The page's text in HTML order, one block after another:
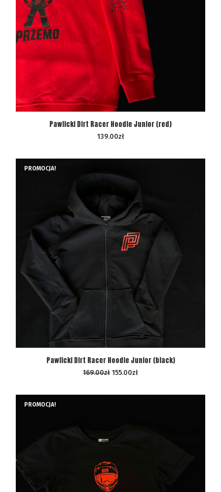
WYBIERZ OPCJE
Pawlicki Dirt Racer Hoodie Junior (red)
139.00zł
PROMOCJA!
WYBIERZ OPCJE
Pawlicki Dirt Racer Hoodie Junior (black)
169.00zł 155.00zł
PROMOCJA!